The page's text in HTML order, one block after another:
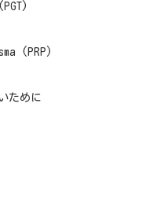
(PRP)
ために